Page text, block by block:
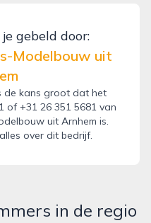
gebeld door:
Modelbouw uit
de kans groot dat het
of +31 26 351 5681 van
uit Arnhem is.
over dit bedrijf.
in de regio